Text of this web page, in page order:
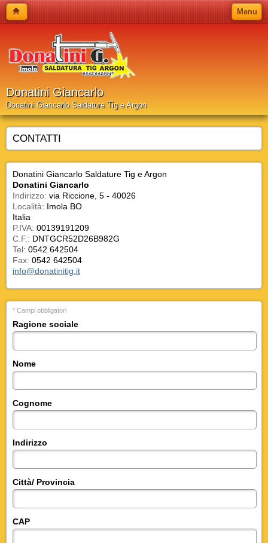
Menu
Donatini Giancarlo
Donatini Giancarlo Saldature Tig e Argon
CONTATTI
Donatini Giancarlo Saldature Tig e Argon
Donatini Giancarlo
Indirizzo: via Riccione, 5 - 40026
Località: Imola BO
Italia
P.IVA: 00139191209
C.F.: DNTGCR52D26B982G
Tel: 0542 642504
Fax: 0542 642504
info@donatinitig.it
* Campi obbligatori
Ragione sociale
Nome
Cognome
Indirizzo
Città/ Provincia
CAP